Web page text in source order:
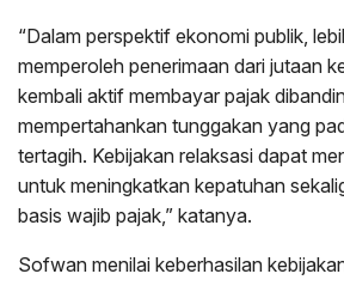
“Dalam perspektif ekonomi publik,
memperoleh penerimaan dari jutaan
kembali aktif membayar pajak
mempertahankan tunggakan yang
tertagih. Kebijakan relaksasi dapat
untuk meningkatkan kepatuhan
basis wajib pajak,” katanya.
Sofwan menilai keberhasilan